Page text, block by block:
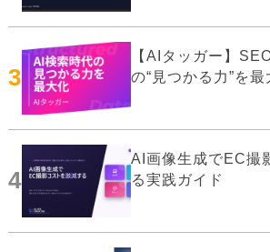
3
【AIタッガー】
の“見つかる力”を最
4
AI画像生成でEC撮
る実践ガイド